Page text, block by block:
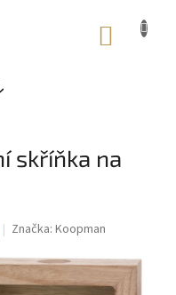
skříňka na
Značka: Koopman